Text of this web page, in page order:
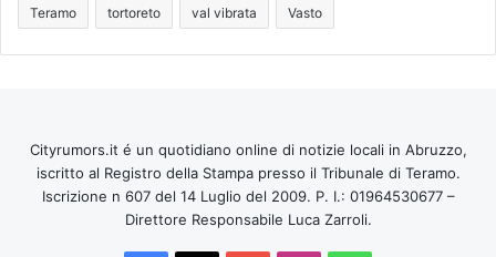
Teramo tortoreto val vibrata Vasto
Cityrumors.it é un quotidiano online di notizie locali in Abruzzo,
iscritto al Registro della Stampa presso il Tribunale di Teramo.
Iscrizione n 607 del 14 Luglio del 2009. P. I.: 01964530677 –
Direttore Responsabile Luca Zarroli.